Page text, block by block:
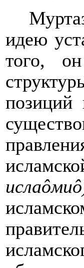
идею
того, о
позиций
ислаôмиô